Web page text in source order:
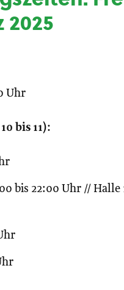
2025
Uhr
bis 11):
bis 22:00 Uhr //